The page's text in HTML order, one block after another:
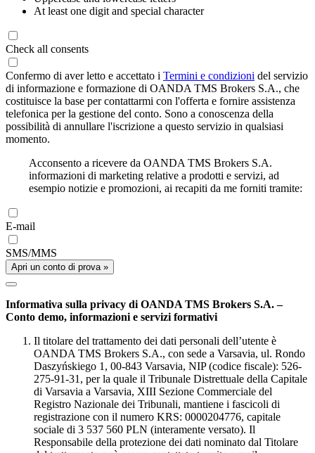
At least one digit and special character
Check all consents
Confermo di aver letto e accettato i Termini e condizioni del servizio
di informazione e formazione di OANDA TMS Brokers S.A., che
costituisce la base per contattarmi con l'offerta e fornire assistenza
telefonica per la gestione del conto. Sono a conoscenza della
possibilità di annullare l'iscrizione a questo servizio in qualsiasi
momento.
Acconsento a ricevere da OANDA TMS Brokers S.A.
informazioni di marketing relative a prodotti e servizi, ad
esempio notizie e promozioni, ai recapiti da me forniti tramite:
E-mail
SMS/MMS
Apri un conto di prova »
Informativa sulla privacy di OANDA TMS Brokers S.A. –
Conto demo, informazioni e servizi formativi
Il titolare del trattamento dei dati personali dell’utente è
OANDA TMS Brokers S.A., con sede a Varsavia, ul. Rondo
Daszyńskiego 1, 00-843 Varsavia, NIP (codice fiscale): 526-
275-91-31, per la quale il Tribunale Distrettuale della Capitale
di Varsavia a Varsavia, XIII Sezione Commerciale del
Registro Nazionale dei Tribunali, mantiene i fascicoli di
registrazione con il numero KRS: 0000204776, capitale
sociale di 3 537 560 PLN (interamente versato). Il
Responsabile della protezione dei dati nominato dal Titolare